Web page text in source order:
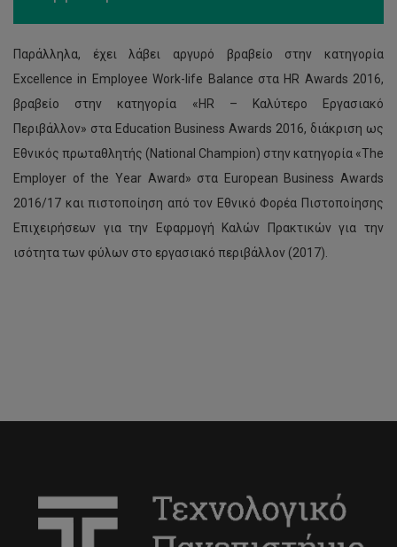
Παράλληλα, έχει λάβει αργυρό βραβείο στην κατηγορία
Excellence in Employee Work-life Balance στα HR Awards 2016,
βραβείο στην κατηγορία «HR – Καλύτερο Εργασιακό
Περιβάλλον» στα Education Business Awards 2016, διάκριση ως
Εθνικός πρωταθλητής (National Champion) στην κατηγορία «Τhe
Employer of the Year Award» στα European Business Awards
2016/17 και πιστοποίηση από τον Εθνικό Φορέα Πιστοποίησης
Επιχειρήσεων για την Εφαρμογή Καλών Πρακτικών για την
ισότητα των φύλων στο εργασιακό περιβάλλον (2017).